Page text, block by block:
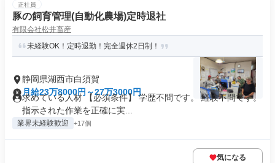
正社員
豚の飼育管理(自動化農場)定時退社
有限会社松井畜産
未経験OK！定時退勤！完全週休2日制！
静岡県湖西市白須賀
月給23万8000円～27万3000円
求めている人材 【必須条件】 学歴不問です。 経験不問です。
指示された作業を正確に実...
業界未経験歓迎 +17個
気になる